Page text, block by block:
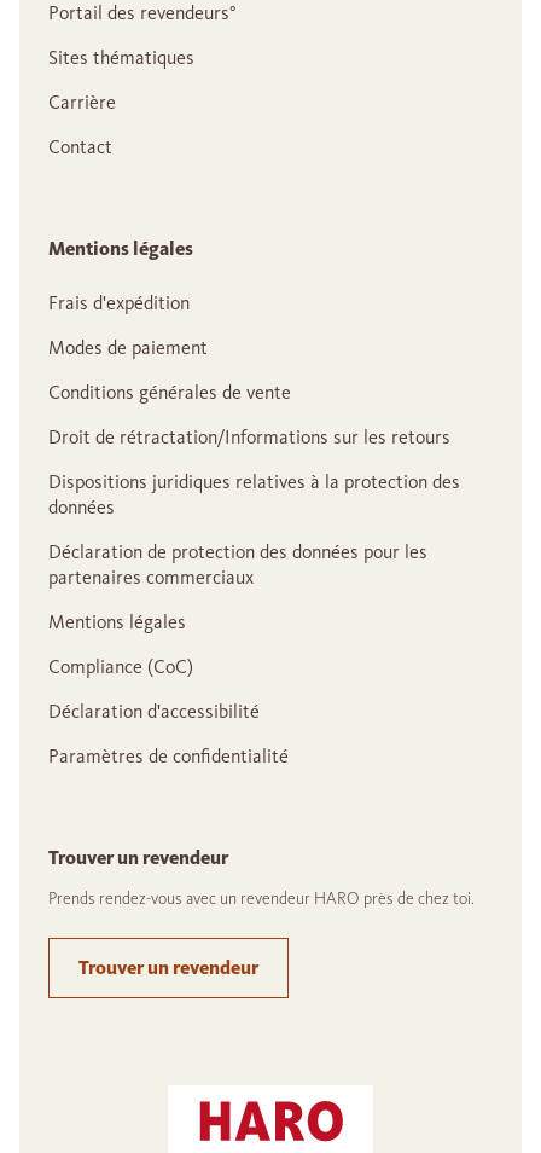
Portail des revendeurs°
Sites thématiques
Carrière
Contact
Mentions légales
Frais d'expédition
Modes de paiement
Conditions générales de vente
Droit de rétractation/Informations sur les retours
Dispositions juridiques relatives à la protection des
données
Déclaration de protection des données pour les
partenaires commerciaux
Mentions légales
Compliance (CoC)
Déclaration d'accessibilité
Paramètres de confidentialité
Trouver un revendeur
Prends rendez-vous avec un revendeur HARO près de chez toi.
Trouver un revendeur